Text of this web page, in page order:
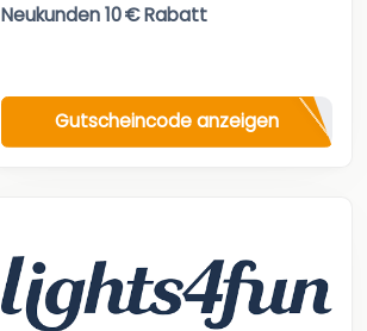
Neukunden 10 € Rabatt
Gutscheincode anzeigen